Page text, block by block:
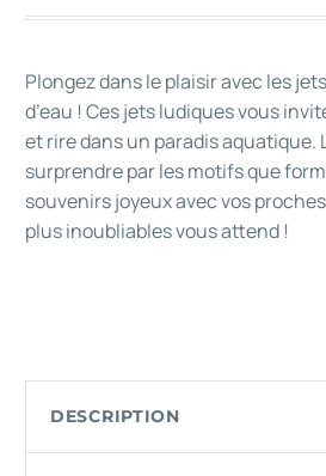
Plongez dans le plaisir avec les
d’eau ! Ces jets ludiques vous
et rire dans un paradis aquatique.
surprendre par les motifs que
souvenirs joyeux avec vos
plus inoubliables vous attend !
DESCRIPTION